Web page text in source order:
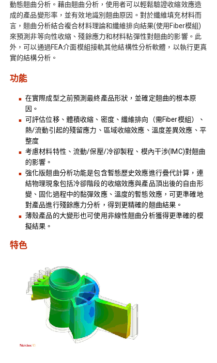
動態翹曲分析。藉由翹曲分析，使用者可以輕鬆驗證收縮效應造
成的產品變形率，並有效地識別翹曲原因。對於纖維填充材料而
言，翹曲分析結合複合材料理論和纖維排向結果(使用Fiber模組)
來預測非等向性收縮、殘餘應力和材料粘彈性對翹曲的影響。此
外，可以通過FEA介面模組接軌其他結構性分析軟體，以執行更真
實的結構分析。
功能
在實際成型之前預測最終產品形狀，並確定翹曲的根本原
因。
可評估位移、體積收縮、密度、纖維排向（需Fiber模組）、
熱/流動引起的殘留應力、區域收縮效應、溫度差異效應、平
整度
考慮材料特性、流動/保壓/冷卻製程、模內干涉(IMC)對翹曲
的影響。
強化版翹曲分析功能是包含暫態歷史效應進行疊代計算，連
結物理現象包括冷卻階段的收縮效應與產品頂出後的自由形
變、固化過程中的黏彈效應、溫度的暫態效應，可更準確地
對產品進行殘餘應力分析，得到更精確的翹曲結果。
薄殼產品的大變形也可使用非線性翹曲分析獲得更準確的模
擬結果。
特色